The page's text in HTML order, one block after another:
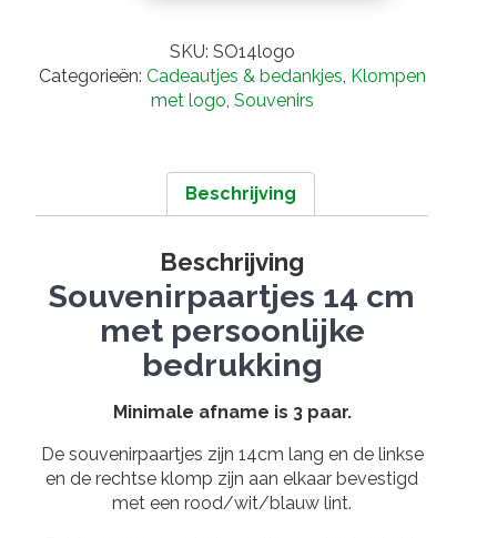
persoonlijke
bedrukking
SKU: SO14logo
Categorieën: Cadeautjes & bedankjes, Klompen
met logo, Souvenirs
Beschrijving
Beschrijving
Souvenirpaartjes 14 cm
met persoonlijke
bedrukking
Minimale afname is 3 paar.
De souvenirpaartjes zijn 14cm lang en de linkse
en de rechtse klomp zijn aan elkaar bevestigd
met een rood/wit/blauw lint.